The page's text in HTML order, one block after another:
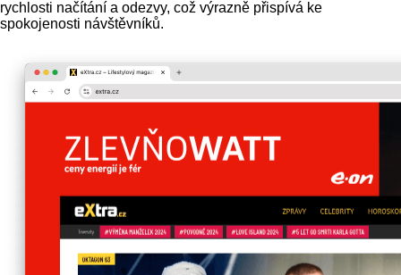
rychlosti načítání a odezvy, což výrazně přispívá ke
spokojenosti návštěvníků.